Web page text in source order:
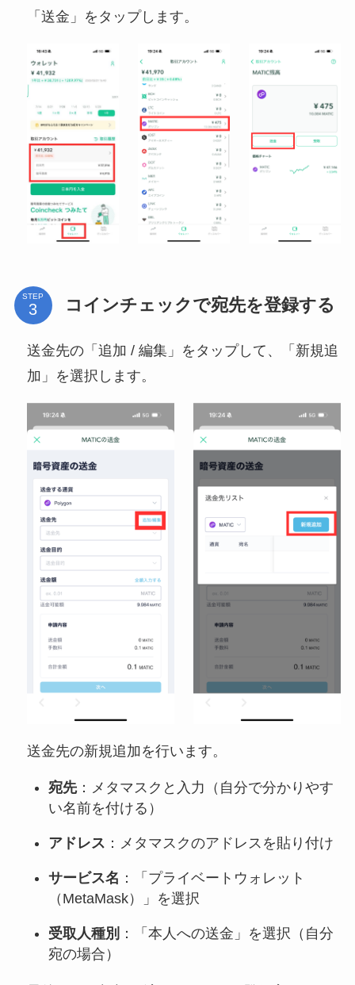
「送金」をタップします。
STEP コインチェックで宛先を登録する
送金先の「追加 / 編集」をタップして、「新規追
加」を選択します。
送金先の新規追加を行います。
宛先：メタマスクと入力（自分で分かりやす
い名前を付ける）
アドレス ：メタマスクのアドレスを貼り付け
サービス名 ：「プライベートウォレット
（MetaMask）」を選択
受取人種別 ：「本人への送金」を選択（自分
宛の場合）